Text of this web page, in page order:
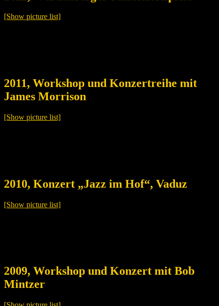
[Show picture list]
2011, Workshop und Konzertreihe mit
James Morrison
[Show picture list]
2010, Konzert „Jazz im Hof“, Vaduz
[Show picture list]
2009, Workshop und Konzert mit Bob
Mintzer